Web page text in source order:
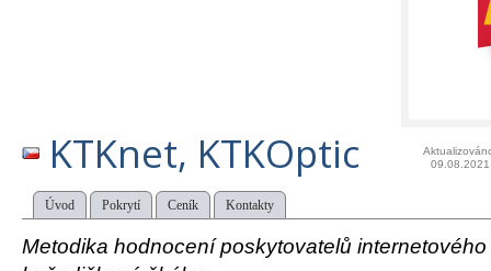
KTKnet, KTKOptic
09.08.2021
Úvod Pokrytí Ceník Kontakty
Metodika hodnocení poskytovatelů